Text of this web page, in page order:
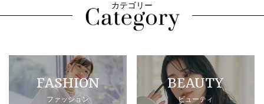
カテゴリー
FASHION
ファッション
BEAUTY
ビューティ